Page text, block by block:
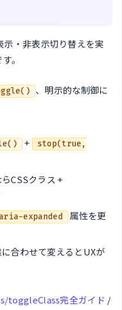
・非表示切り替えを実
。
、明示的な制御に
+
stop(true,
CSSクラス +
expanded
属性を更
合わせて変えるとUXが
toggleClass完全ガイド /